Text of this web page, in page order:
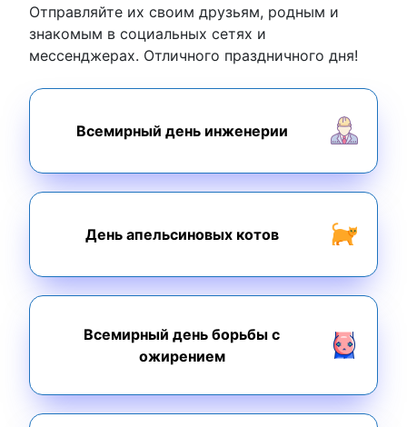
Отправляйте их своим друзьям, родным и
знакомым в социальных сетях и
мессенджерах. Отличного праздничного дня!
Всемирный день инженерии
День апельсиновых котов
Всемирный день борьбы с
ожирением